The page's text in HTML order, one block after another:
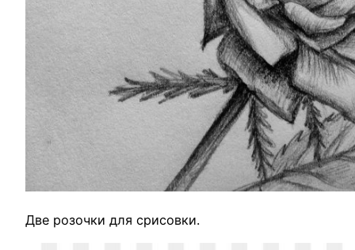
Две розочки для срисовки.